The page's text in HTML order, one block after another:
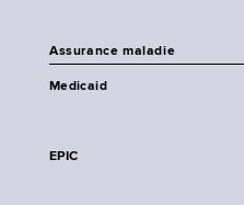
Assurance maladie
Medicaid
EPIC